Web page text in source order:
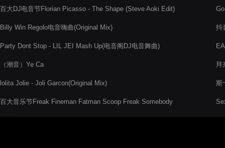
百大DJ电音节Florian Picasso - The Shape (Steve Aoki Edit)
Billy Win Regolo电音嗨曲(Original Mix)
Party Dont Stop - LIL JEI Mash Up(电音阁DJ电音舞曲)
（潮音）Ye Ca
lolita Jolie - Joli Garcon(Original Mix)
百大音乐节Freak Fineman Fatman Scoop Freak Somebody
抖
拜
斯